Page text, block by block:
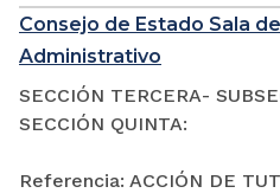
Consejo de Estado Sala
Administrativo
SECCIÓN TERCERA-
SECCIÓN QUINTA:
Referencia: ACCIÓN DE